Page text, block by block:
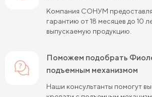
Кровати цвета графит Кровати
Кровати зеленого цвета Кровати
Кровати розового цвета Кровати
Кровати синего цвета Кровати
Компания СОНУМ
гарантию от 18 месяцев до 10
выпускаемую продукцию.
Поможем подобрать Фиолетовые кровати с
подъемным механизмом
Наши консультанты помогут